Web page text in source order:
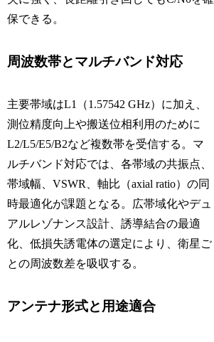
保できる。
周波数帯とマルチバンド対応
主要帯域はL1（1.57542 GHz）に加え、
測位精度向上や搬送位相利用のために
L2/L5/E5/B2など複数帯を受信する。マ
ルチバンド対応では、各帯域の共振点、
帯域幅、VSWR、軸比（axial ratio）の同
時最適化が課題となる。広帯域化やデュ
アルレゾナンス設計、誘導結合の最適
化、低損失誘電体の選定により、衛星ご
との周波数差を吸収する。
アンテナ形式と用途適合